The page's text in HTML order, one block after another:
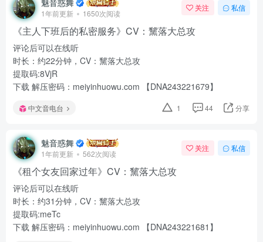
魅音惑舞
1年前更新 1650次阅读
关注 私信
《主人下班后的私密服务》CV：黧落大总攻
评论后可以在线听
时长：约22分钟，CV：黧落大总攻
提取码:8VjR
下载 解压密码：meiyinhuowu.com 【DNA243221679】
中文音电台 1 44 分享
魅音惑舞
1年前更新 562次阅读
关注 私信
《租个女友回家过年》CV：黧落大总攻
评论后可以在线听
时长：约31分钟，CV：黧落大总攻
提取码:meTc
下载 解压密码：meiyinhuowu.com 【DNA243221681】